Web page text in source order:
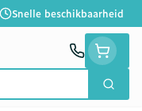
Snelle beschikbaarheid
Zoek